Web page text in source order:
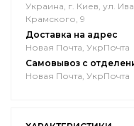
Украина, г. Киев, ул.
Крамского, 9
Доставка на адрес
Новая Почта, УкрПочта
Самовывоз с
Новая Почта, УкрПочта